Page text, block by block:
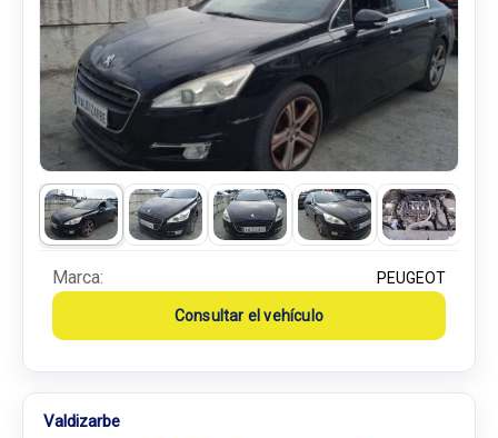
Marca: PEUGEOT
Consultar el vehículo
Valdizarbe